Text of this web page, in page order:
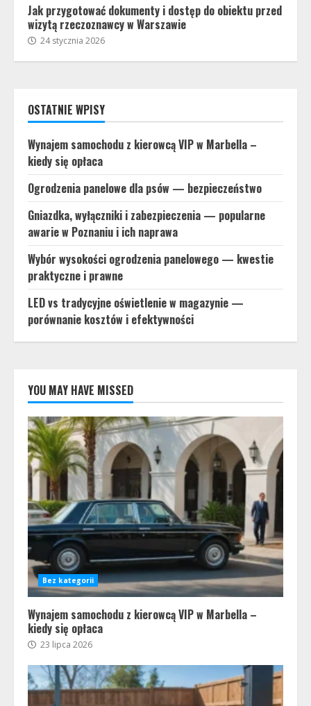
Jak przygotować dokumenty i dostęp do obiektu przed
wizytą rzeczoznawcy w Warszawie
24 stycznia 2026
OSTATNIE WPISY
Wynajem samochodu z kierowcą VIP w Marbella –
kiedy się opłaca
Ogrodzenia panelowe dla psów — bezpieczeństwo
Gniazdka, wyłączniki i zabezpieczenia — popularne
awarie w Poznaniu i ich naprawa
Wybór wysokości ogrodzenia panelowego — kwestie
praktyczne i prawne
LED vs tradycyjne oświetlenie w magazynie —
porównanie kosztów i efektywności
YOU MAY HAVE MISSED
Bez kategorii
Wynajem samochodu z kierowcą VIP w Marbella –
kiedy się opłaca
23 lipca 2026